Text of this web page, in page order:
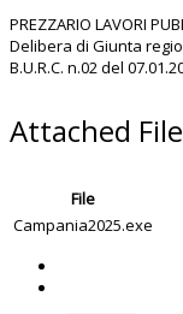
PREZZARIO LAVORI
Delibera di Giunta
B.U.R.C. n.02 del
Attached
File
Campania2025.exe